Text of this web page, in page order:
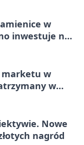
w
inwestuje na
marketu w
w
Nowe
nagród